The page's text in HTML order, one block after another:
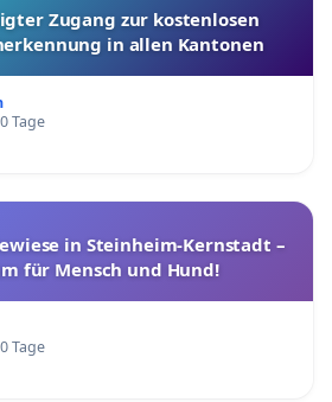
Nestler, Künstlerin und
Eidg. anerkannte
Luzern / Rigi Kaltbad
Küssnacht am Rigi
Weggis (1957 - 2020)
ab 20.9.19)
Zugang zur kostenlosen
in allen Kantonen
Tage
in Steinheim-Kernstadt –
für Mensch und Hund!
Tage